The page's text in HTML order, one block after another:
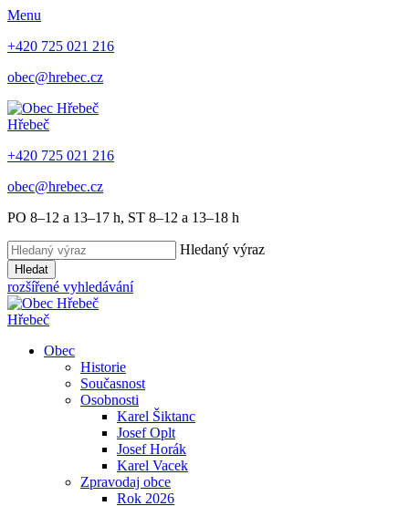
Menu
+420 725 021 216
obec@hrebec.cz
Hřebeč
+420 725 021 216
obec@hrebec.cz
PO 8–12 a 13–17 h, ST 8–12 a 13–18 h
Hledaný výraz
Hledat
rozšířené vyhledávání
Hřebeč
Obec
Historie
Současnost
Osobnosti
Karel Šiktanc
Josef Oplt
Josef Horák
Karel Vacek
Zpravodaj obce
Rok 2026